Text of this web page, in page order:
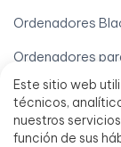
Este sitio web
técnicos,
nuestros
función de sus
Ordenadores
Ordenadores
Pegatinas y
Vende tu iPhone